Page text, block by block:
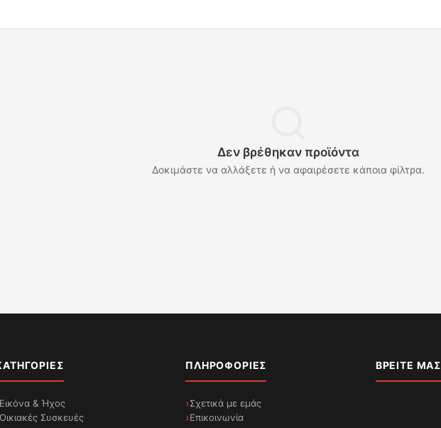
Δεν βρέθηκαν προϊόντα
Δοκιμάστε να αλλάξετε ή να αφαιρέσετε κάποια φίλτρα.
Εικόνα & Ήχος
Οικιακές Συσκευές
ΠΛΗΡΟΦΟΡΊΕΣ
Σχετικά με εμάς
Επικοινωνία
ΒΡΕΊΤΕ ΜΑΣ